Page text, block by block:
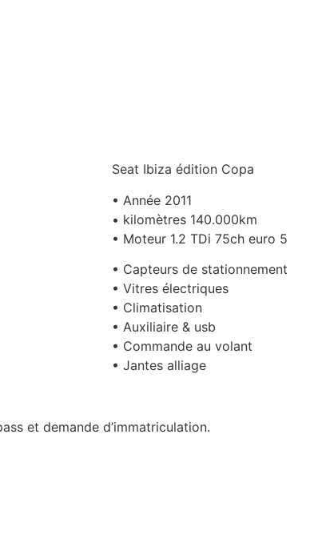
Seat Ibiza édition Copa
• Année 2011
• kilomètres 140.000km
• Moteur 1.2 TDi 75ch euro 5
• Capteurs de stationnement
• Vitres électriques
• Climatisation
• Auxiliaire & usb
• Commande au volant
• Jantes alliage
et demande d’immatriculation.